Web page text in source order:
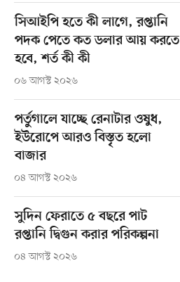
সিআইপি হতে কী লাগে, রপ্তানি
পদক পেতে কত ডলার আয় করতে
হবে, শর্ত কী কী
০৬ আগস্ট ২০২৬
পর্তুগালে যাচ্ছে রেনাটার ওষুধ,
ইউরোপে আরও বিস্তৃত হলো
বাজার
০৪ আগস্ট ২০২৬
সুদিন ফেরাতে ৫ বছরে পাট
রপ্তানি দ্বিগুন করার পরিকল্পনা
০৪ আগস্ট ২০২৬